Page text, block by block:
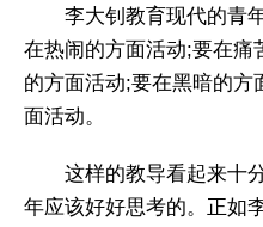
李大钊教育现代的青
在热闹的方面活动;要在痛
的方面活动;要在黑暗的方
面活动。
这样的教导看起来十
年应该好好思考的。正如